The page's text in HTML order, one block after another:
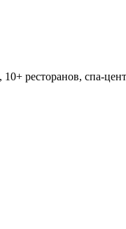
ресторанов, спа-